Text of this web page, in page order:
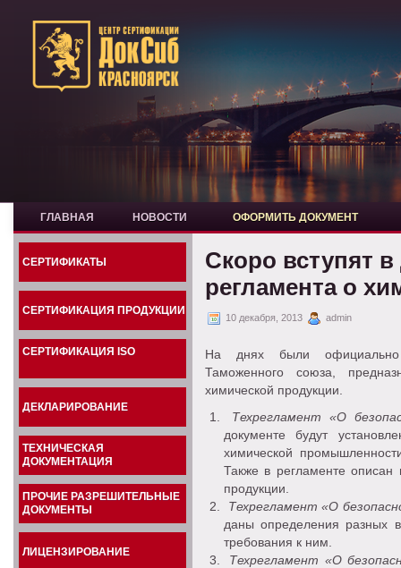
ГЛАВНАЯ НОВОСТИ ОФОРМИТЬ ДОКУМЕНТ
СЕРТИФИКАТЫ
СЕРТИФИКАЦИЯ ПРОДУКЦИИ
СЕРТИФИКАЦИЯ ISO
ДЕКЛАРИРОВАНИЕ
ТЕХНИЧЕСКАЯ
ДОКУМЕНТАЦИЯ
ПРОЧИЕ РАЗРЕШИТЕЛЬНЫЕ
ДОКУМЕНТЫ
ЛИЦЕНЗИРОВАНИЕ
Скоро вступят
регламента о
10 декабря, 2013 admin
На днях были официально
Таможенного союза,
химической продукции.
Техрегламент «О
документе будут
химической
Также в регламенте описан
продукции.
Техрегламент «О
даны определения разных
требования к ним.
Техрегламент «О